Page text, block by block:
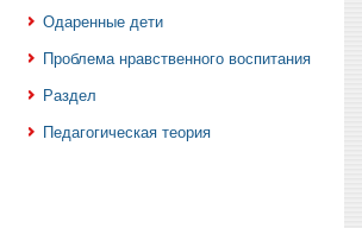
Одаренные дети
Проблема нравственного воспитания
Раздел
Педагогическая теория